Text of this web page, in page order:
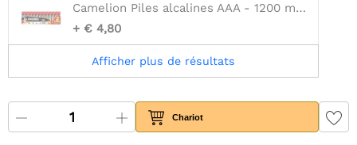
Camelion Piles alcalines AAA - 1200 mah - 12 pièces
+ € 4,80
Afficher plus de résultats
Chariot